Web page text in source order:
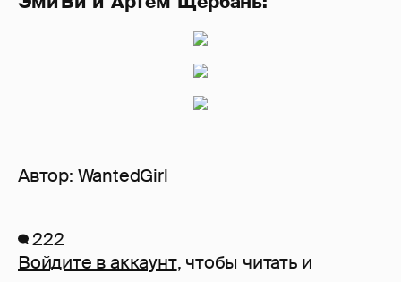
Автор: WantedGirl
222
Войдите в аккаунт, чтобы читать и